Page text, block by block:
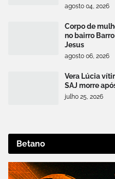
agosto 04, 2026
Corpo de
no bairro
Jesus
agosto 06, 2026
Vera Lúcia
SAJ morre
julho 25, 2026
Betano